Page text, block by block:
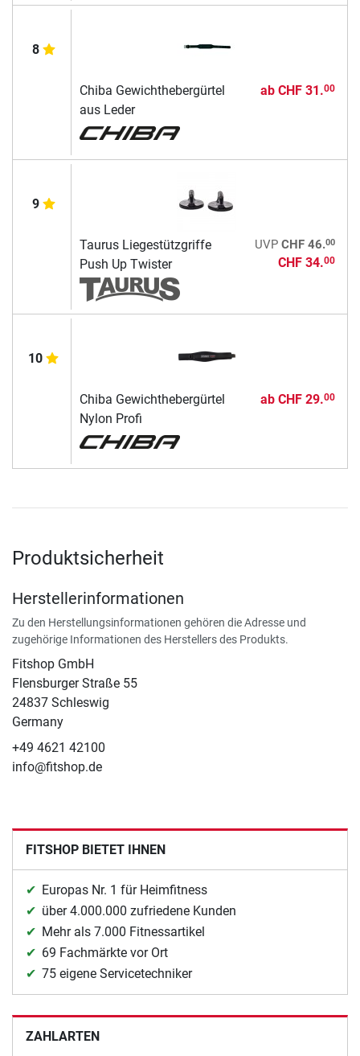
8
Chiba Gewichthebergürtel
aus Leder
ab CHF 31.00
9
Taurus Liegestützgriffe
Push Up Twister
UVP CHF 46.00
CHF 34.00
10
Chiba Gewichthebergürtel
Nylon Profi
ab CHF 29.00
Produktsicherheit
Herstellerinformationen
Zu den Herstellungsinformationen gehören die Adresse und
zugehörige Informationen des Herstellers des Produkts.
Fitshop GmbH
Flensburger Straße 55
24837 Schleswig
Germany
+49 4621 42100
info@fitshop.de
FITSHOP BIETET IHNEN
Europas Nr. 1 für Heimfitness
über 4.000.000 zufriedene Kunden
Mehr als 7.000 Fitnessartikel
69 Fachmärkte vor Ort
75 eigene Servicetechniker
ZAHLARTEN